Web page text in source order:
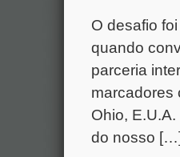
O desafio
quando
parceria
marcadores
Ohio,
do nosso